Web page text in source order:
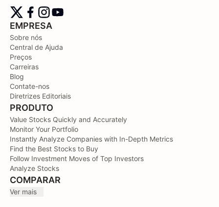
EMPRESA
Sobre nós
Central de Ajuda
Preços
Carreiras
Blog
Contate-nos
Diretrizes Editoriais
PRODUTO
Value Stocks Quickly and Accurately
Monitor Your Portfolio
Instantly Analyze Companies with In-Depth Metrics
Find the Best Stocks to Buy
Follow Investment Moves of Top Investors
Analyze Stocks
COMPARAR
Ver mais